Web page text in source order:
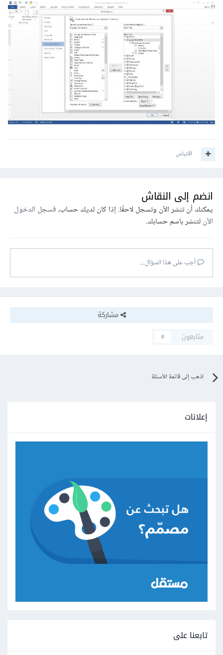
اقتباس
انضم إلى النقاش
يمكنك أن تنشر الآن وتسجل لاحقًا. إذا كان لديك حساب،فسجل الدخول
الآنلتنشر باسم حسابك.
أجب على هذا السؤال...
مشاركة
متابعون
0
اذهب إلى قائمة الأسئلة
إعلانات
تابعنا على